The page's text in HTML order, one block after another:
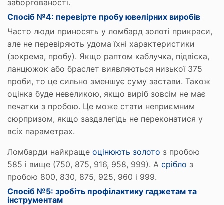
заборгованості.
Спосіб №4: перевірте пробу ювелірних виробів
Часто люди приносять у ломбард золоті прикраси,
але не перевіряють удома їхні характеристики
(зокрема, пробу). Якщо раптом каблучка, підвіска,
ланцюжок або браслет виявляються низької 375
проби, то це сильно зменшує суму застави. Також
оцінка буде невеликою, якщо виріб зовсім не має
печатки з пробою. Це може стати неприємним
сюрпризом, якщо заздалегідь не переконатися у
всіх параметрах.
Ломбарди найкраще оцінюють золото з пробою
585 і вище (750, 875, 916, 958, 999). А срібло з
пробою 800, 830, 875, 925, 960 і 999.
Спосіб №5: зробіть профілактику гаджетам та
інструментам